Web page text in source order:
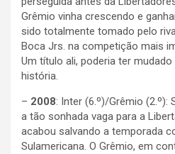
Grêmio vinha crescendo e
sido totalmente tomado pelo
Boca Jrs. na competição mais
Um título ali, poderia ter
história.
– 2008: Inter (6.º)/Grêmio
a tão sonhada vaga para a
acabou salvando a temporada
Sulamericana. O Grêmio, em